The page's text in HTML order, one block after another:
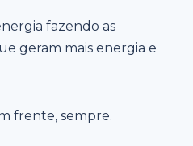
fazendo as
geram mais energia e
frente, sempre.